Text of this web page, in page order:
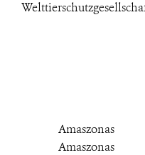
Amaszonas
Amaszonas